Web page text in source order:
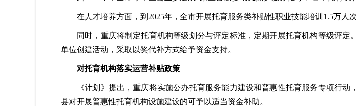
在人才培养方面，到2025年，全市开展托育服务类补贴性职业技能培训1.5万人
同时，重庆将制定托育机构等级划分与评定标准，定期开展托育机构等级评
单位创建活动，采取以奖代补方式给予资金支持。
对托育机构落实运营补贴政策
《计划》提出，重庆将实施公办托育服务能力建设和普惠性托育服务专项行
县对开展普惠性托育机构设施建设的可予以适当资金补助。